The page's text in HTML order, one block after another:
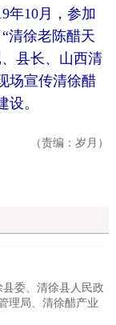
年10月，参加
清徐老陈醋天
县长、山西清
场宣传清徐醋
。
（责编：岁月）
委、清徐县人民政
理局、清徐醋产业